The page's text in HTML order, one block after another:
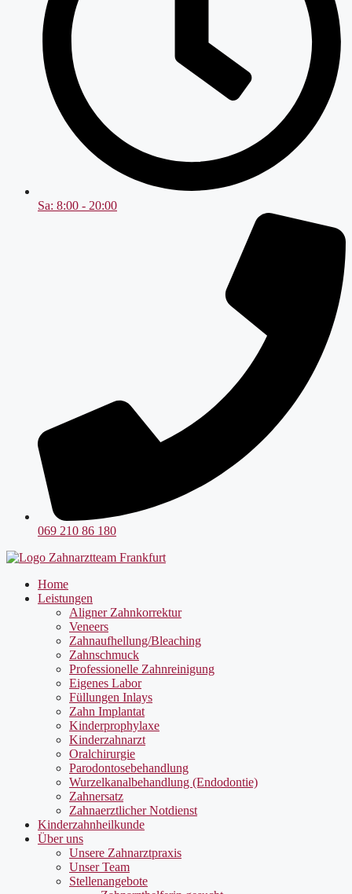
Sa: 8:00 - 20:00
069 210 86 180
Home
Leistungen
Aligner Zahnkorrektur
Veneers
Zahnaufhellung/Bleaching
Zahnschmuck
Professionelle Zahnreinigung
Eigenes Labor
Füllungen Inlays
Zahn Implantat
Kinderprophylaxe
Kinderzahnarzt
Oralchirurgie
Parodontosebehandlung
Wurzelkanalbehandlung (Endodontie)
Zahnersatz
Zahnaerztlicher Notdienst
Kinderzahnheilkunde
Über uns
Unsere Zahnarztpraxis
Unser Team
Stellenangebote